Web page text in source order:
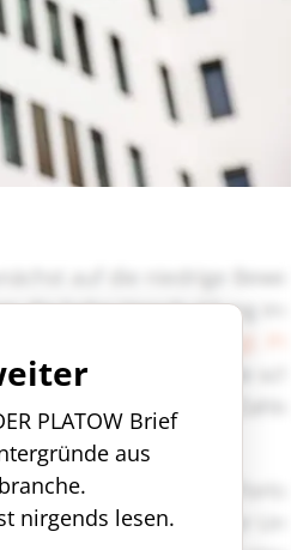
PLATOW Brief
aus
nirgends lesen.